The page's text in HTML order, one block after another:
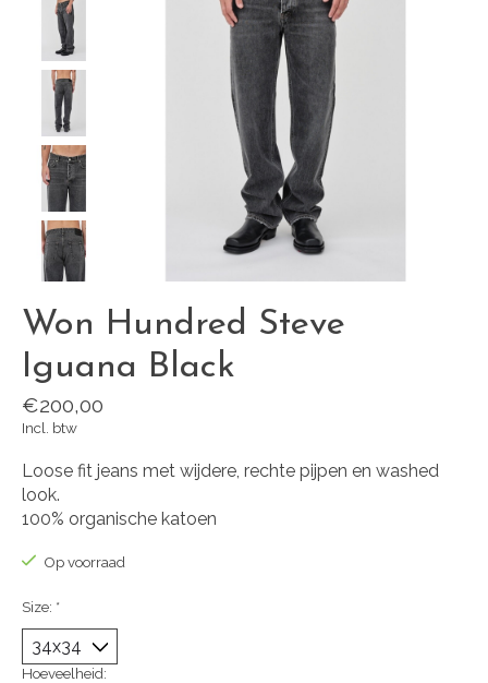
Won Hundred Steve
Iguana Black
€200,00
Incl. btw
Loose fit jeans met wijdere, rechte pijpen en washed
look.
100% organische katoen
Op voorraad
Size: *
Hoeveelheid: